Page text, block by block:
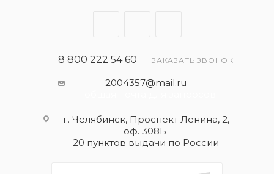
8 800 222 54 60 ЗАКАЗАТЬ ЗВОНОК
2004357@mail.ru
г. Челябинск, Проспект Ленина, 2,
оф. 308Б
20 пунктов выдачи по России